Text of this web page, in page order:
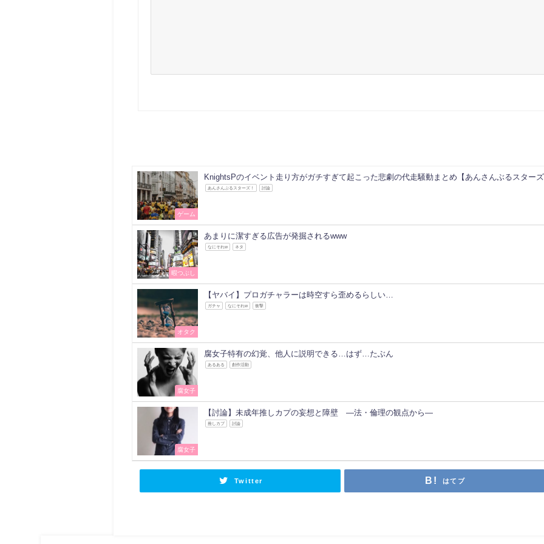
ゲーム
KnightsPのイベント走り方がガチすぎて起こった悲劇の代走騒動まとめ【あんさんぶるスター
あんさんぶるスターズ！ 討論
暇つぶし
あまりに潔すぎる広告が発掘されるwww
なにそれw ネタ
オタク
【ヤバイ】プロガチャラーは時空すら歪めるらしい…
ガチャ なにそれw 衝撃
腐女子
腐女子特有の幻覚、他人に説明できる…はず…たぶん
あるある 創作活動
腐女子
【討論】未成年推しカプの妄想と障壁 ―法・倫理の観点から―
推しカプ 討論
Twitter はてブ